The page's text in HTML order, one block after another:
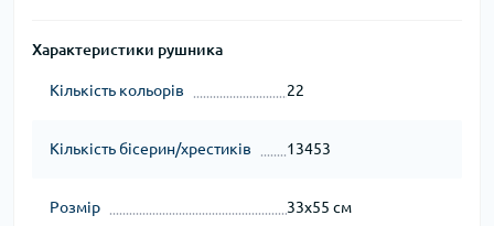
Характеристики рушника
Кількість кольорів 22
Кількість бісерин/хрестиків 13453
Розмір 33x55 см